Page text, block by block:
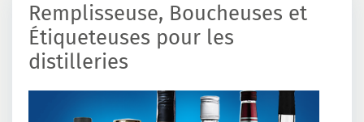
Remplisseuse, Boucheuses et
Étiqueteuses pour les
distilleries